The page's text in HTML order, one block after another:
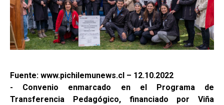
Fuente: www.pichilemunews.cl – 12.10.2022
- Convenio enmarcado en el Programa de
Transferencia Pedagógico, financiado por Viña